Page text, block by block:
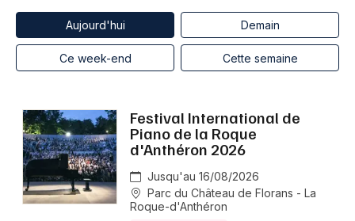
Grands événements
Activité & Expérience
Foires & salons
Spectacles
Concerts
Lille
Lyon
Marseille
Mulhouse
Montpellier
Nantes
Nice
Aujourd'hui Demain
Ce week-end Cette semaine
Festival International de
Piano de la Roque
d'Anthéron 2026
Jusqu'au 16/08/2026
Parc du Château de Florans - La
Roque-d'Anthéron
Aujourd'hui
Demain Ce week-end Autre